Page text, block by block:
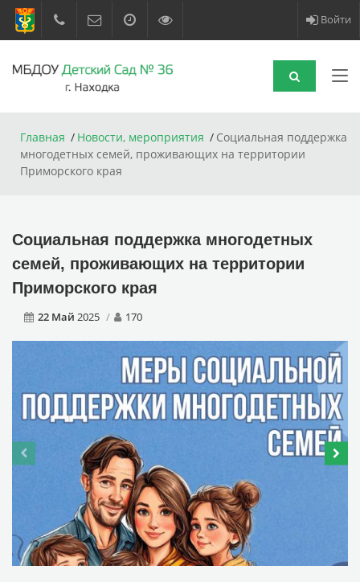
Войти
Главная Новости, мероприятия
Социальная поддержка
многодетных семей, проживающих на территории
Приморского края
Социальная поддержка многодетных
семей, проживающих на территории
Приморского края
22 Май 2025 170